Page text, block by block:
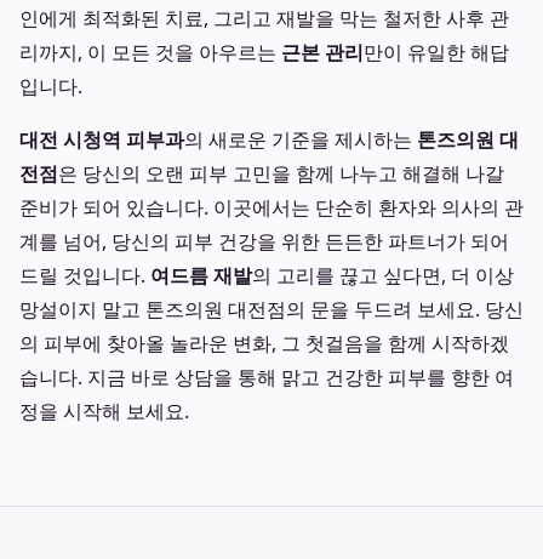
인에게 최적화된 치료, 그리고 재발을 막는 철저한 사후 관
리까지, 이 모든 것을 아우르는 근본 관리만이 유일한 해답
입니다.
대전 시청역 피부과의 새로운 기준을 제시하는 톤즈의원 대
전점은 당신의 오랜 피부 고민을 함께 나누고 해결해 나갈
준비가 되어 있습니다. 이곳에서는 단순히 환자와 의사의 관
계를 넘어, 당신의 피부 건강을 위한 든든한 파트너가 되어
드릴 것입니다. 여드름 재발의 고리를 끊고 싶다면, 더 이상
망설이지 말고 톤즈의원 대전점의 문을 두드려 보세요. 당신
의 피부에 찾아올 놀라운 변화, 그 첫걸음을 함께 시작하겠
습니다. 지금 바로 상담을 통해 맑고 건강한 피부를 향한 여
정을 시작해 보세요.